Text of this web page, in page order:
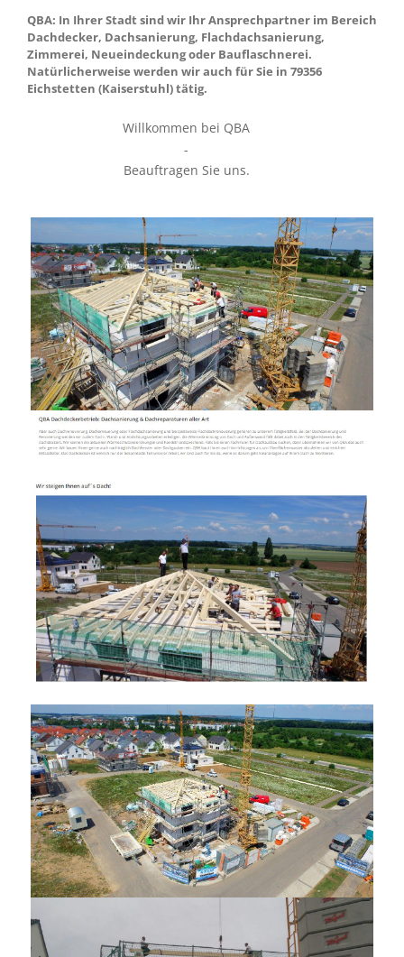
QBA: In Ihrer Stadt sind wir Ihr Ansprechpartner im Bereich
Dachdecker, Dachsanierung, Flachdachsanierung,
Zimmerei, Neueindeckung oder Bauflaschnerei.
Natürlicherweise werden wir auch für Sie in 79356
Eichstetten (Kaiserstuhl) tätig.
Willkommen bei QBA
-
Beauftragen Sie uns.